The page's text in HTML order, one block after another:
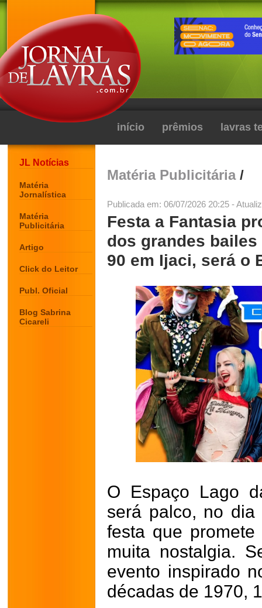
início prêmios lavras
JL Notícias
Matéria
Jornalística
Matéria
Publicitária
Artigo
Click do Leitor
Publ. Oficial
Blog Sabrina
Cicareli
Matéria Publicitária/
Publicada em: 06/07/2026 20:25 -
Festa a Fantasia
dos grandes bailes
90 em Ijaci, será o
O Espaço Lago
será palco, no
festa que
muita nostalgia.
evento inspirado
décadas de 1970,